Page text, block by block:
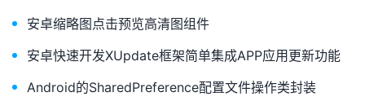
安卓缩略图点击预览高清图组件
安卓快速开发XUpdate框架简单集成APP应用更新功能
Android的SharedPreference配置文件操作类封装